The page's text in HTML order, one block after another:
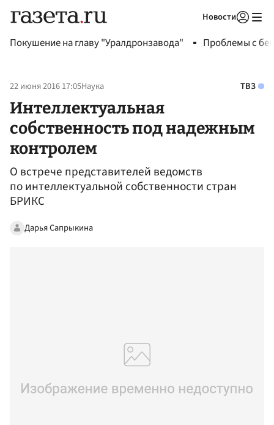
Новости
Покушение на главу "Уралдронзавода" Проблемы с
22 июня 2016 17:05Наука ТВЗ
Интеллектуальная
собственность под надежным
контролем
О встрече представителей ведомств
по интеллектуальной собственности стран
БРИКС
Дарья Сапрыкина